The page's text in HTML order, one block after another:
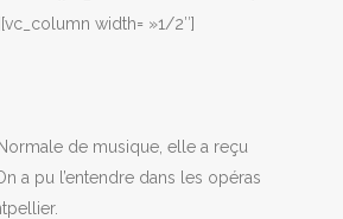
width= »1/2″]
de musique, elle a reçu
a pu l’entendre dans les opéras